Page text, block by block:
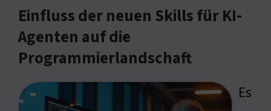
Einfluss der neuen Skills für KI-
Agenten auf die
Programmierlandschaft
Es